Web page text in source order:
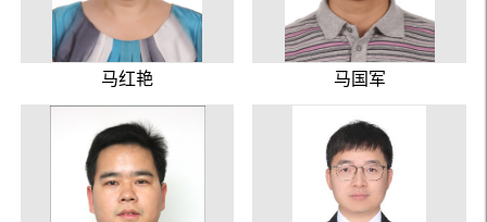
马红艳 马国军